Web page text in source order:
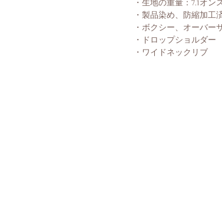
・生地の重量：7.1オン
・製品染め、防縮加工
・ボクシー、オーバー
・ドロップショルダー
・ワイドネックリブ